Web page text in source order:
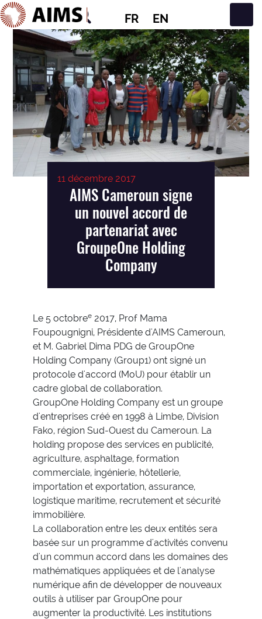
FR EN
Navigation principale
11 décembre 2017
AIMS Cameroun signe
un nouvel accord de
partenariat avec
GroupeOne Holding
Company
Le 5 octobree 2017, Prof Mama
Foupougnigni, Présidente d'AIMS Cameroun,
et M. Gabriel Dima PDG de GroupOne
Holding Company (Group1) ont signé un
protocole d'accord (MoU) pour établir un
cadre global de collaboration.
GroupOne Holding Company est un groupe
d'entreprises créé en 1998 à Limbe, Division
Fako, région Sud-Ouest du Cameroun. La
holding propose des services en publicité,
agriculture, asphaltage, formation
commerciale, ingénierie, hôtellerie,
importation et exportation, assurance,
logistique maritime, recrutement et sécurité
immobilière.
La collaboration entre les deux entités sera
basée sur un programme d'activités convenu
d'un commun accord dans les domaines des
mathématiques appliquées et de l'analyse
numérique afin de développer de nouveaux
outils à utiliser par GroupOne pour
augmenter la productivité. Les institutions